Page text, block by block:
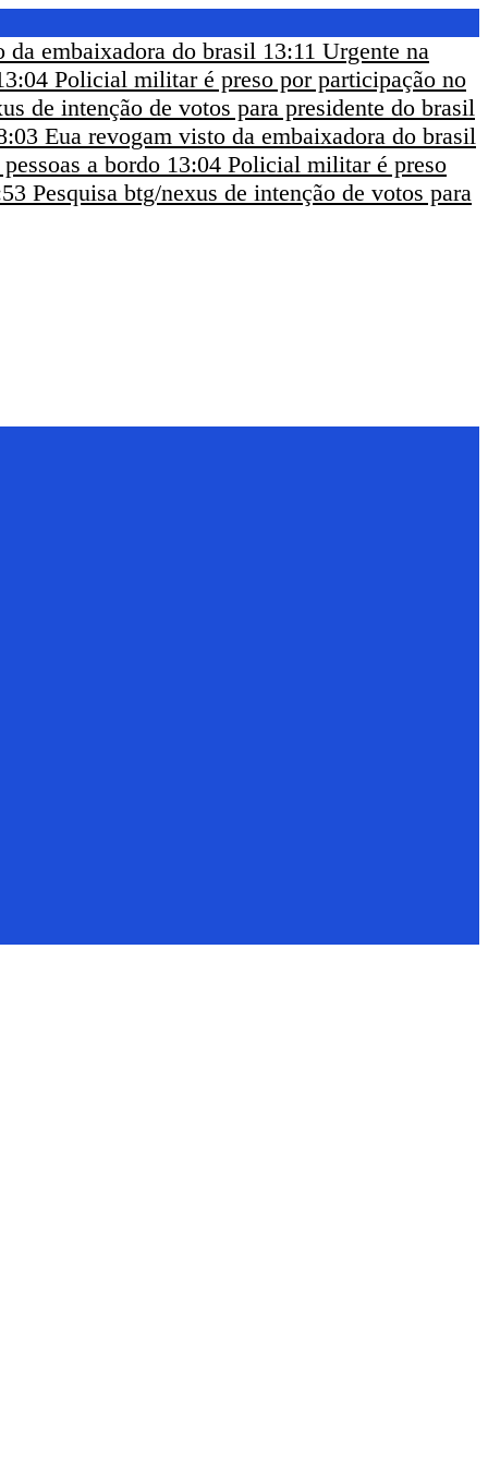
da embaixadora do brasil 13:11 Urgente na
Policial militar é preso por participação no
de intenção de votos para presidente do brasil
Eua revogam visto da embaixadora do brasil
a bordo 13:04 Policial militar é preso
Pesquisa btg/nexus de intenção de votos para